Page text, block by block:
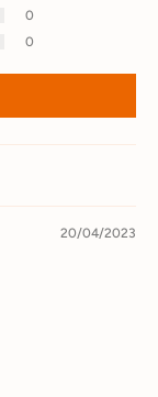
0
0
20/04/2023